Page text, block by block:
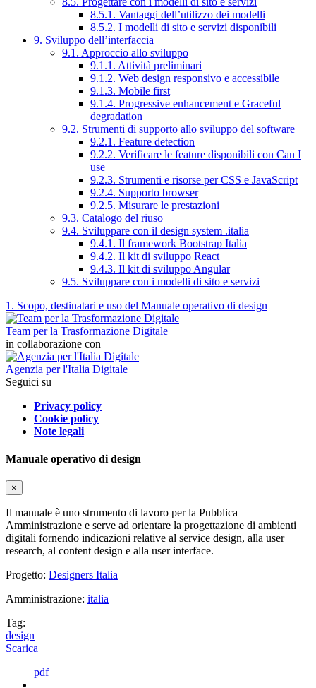
8.5.1. Vantaggi dell’utilizzo dei modelli
8.5.2. I modelli di sito e servizi disponibili
9. Sviluppo dell’interfaccia
9.1. Approccio allo sviluppo
9.1.1. Attività preliminari
9.1.2. Web design responsivo e accessibile
9.1.3. Mobile first
9.1.4. Progressive enhancement e Graceful
degradation
9.2. Strumenti di supporto allo sviluppo del software
9.2.1. Feature detection
9.2.2. Verificare le feature disponibili con Can I
use
9.2.3. Strumenti e risorse per CSS e JavaScript
9.2.4. Supporto browser
9.2.5. Misurare le prestazioni
9.3. Catalogo del riuso
9.4. Sviluppare con il design system .italia
9.4.1. Il framework Bootstrap Italia
9.4.2. Il kit di sviluppo React
9.4.3. Il kit di sviluppo Angular
9.5. Sviluppare con i modelli di sito e servizi
1. Scopo, destinatari e uso del Manuale operativo di design
Team per la Trasformazione Digitale
in collaborazione con
Agenzia per l'Italia Digitale
Seguici su
Privacy policy
Cookie policy
Note legali
Manuale operativo di design
×
Il manuale è uno strumento di lavoro per la Pubblica
Amministrazione e serve ad orientare la progettazione di ambienti
digitali fornendo indicazioni relative al service design, alla user
research, al content design e alla user interface.
Progetto: Designers Italia
Amministrazione: italia
Tag:
design
Scarica
pdf